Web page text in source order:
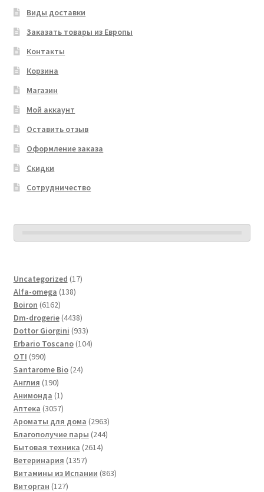
Виды доставки
Заказать товары из Европы
Контакты
Корзина
Магазин
Мой аккаунт
Оставить отзыв
Оформление заказа
Скидки
Сотрудничество
Uncategorized 1717
Alfa-omega 138138
Boiron 61626162
товара
Dm-drogerie 44384438
товаров
Dottor Giorgini 933933
товара
Erbario Toscano 104104
OTI 990990
товаров
Santarome Bio 2424
Англия 190190
товаров
Анимонда 11
товар
Аптека 30573057
товаров
Ароматы для дома 29632963
товара
Благополучие пары 244244
Бытовая техника 26142614
Ветеринария 13571357
товаров
Витамины из Испании 863863
Виторган 127127